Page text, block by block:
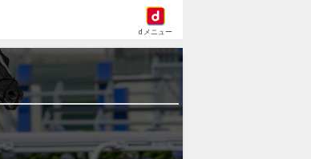
dメニュー